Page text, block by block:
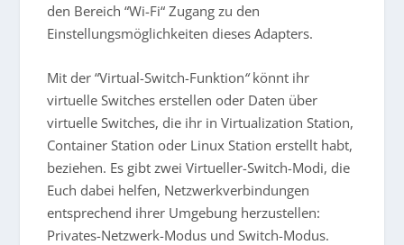
den Bereich “Wi-Fi“ Zugang zu den
Einstellungsmöglichkeiten dieses Adapters.
Mit der “Virtual-Switch-Funktion“könnt ihr
virtuelle Switches erstellen oder Daten über
virtuelle Switches, die ihr in Virtualization Station,
Container Station oder Linux Station erstellt habt,
beziehen. Es gibt zwei Virtueller-Switch-Modi, die
Euch dabei helfen, Netzwerkverbindungen
entsprechend ihrer Umgebung herzustellen:
Privates-Netzwerk-Modus und Switch-Modus.